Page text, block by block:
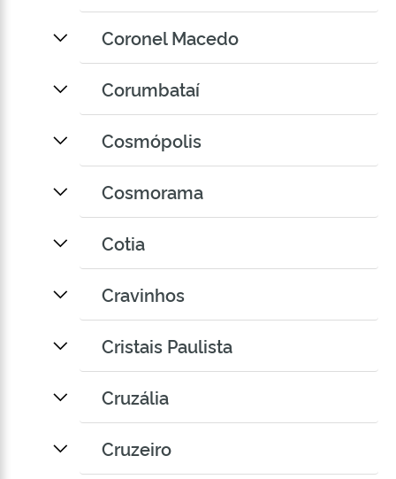
Coronel Macedo
Corumbataí
Cosmópolis
Cosmorama
Cotia
Cravinhos
Cristais Paulista
Cruzália
Cruzeiro